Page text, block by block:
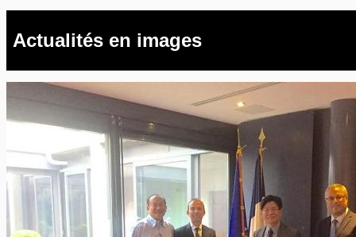
Actualités en images